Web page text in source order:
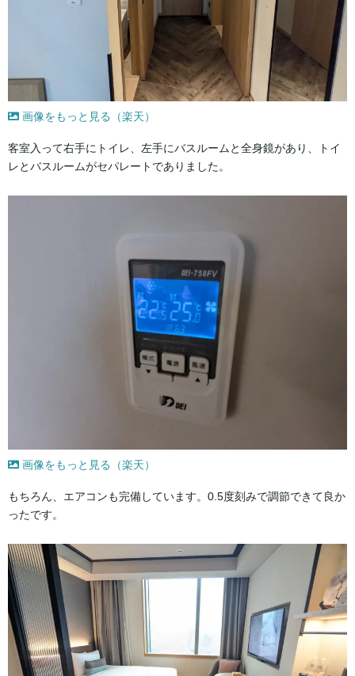
画像をもっと見る（楽天）
客室入って右手にトイレ、左手にバスルームと全身鏡があり、トイ
レとバスルームがセパレートでありました。
画像をもっと見る（楽天）
もちろん、エアコンも完備しています。0.5度刻みで調節できて良か
ったです。